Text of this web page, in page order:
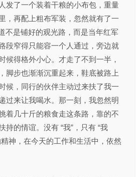
发了一个装着干粮的小布包，重量
，再配上粗布军装，忽然就有了一
不是铺好的观光路，而是当年红军
段窄得只能容一个人通过，旁边就
候得格外小心。才走了不到一半，
脚步也渐渐沉重起来，鞋底被路上
候，同行的伙伴主动过来扶了我一
过来让我喝水。那一刻，我忽然明
着几十斤的粮食走这条路，靠的不
持的情谊。没有 “我”，只有 “我
神，在今天的工作和生活中，依然